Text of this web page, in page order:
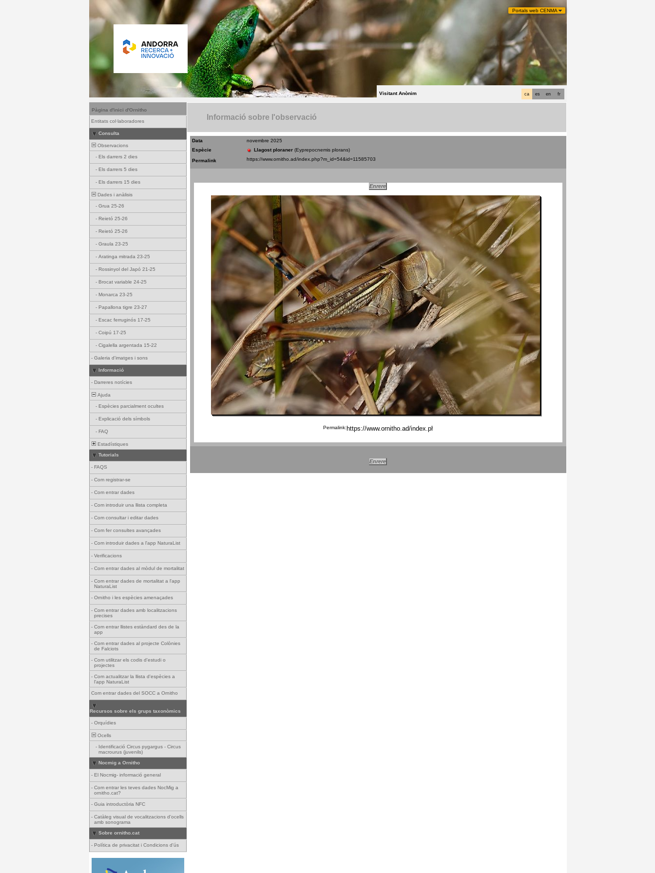
Portals web CENMA
fr
en
es
ca
Visitant Anònim
Pàgina d'inici d'Ornitho
Entitats col·laboradores
Consulta
Observacions
- Els darrers 2 dies
- Els darrers 5 dies
- Els darrers 15 dies
Dades i anàlisis
- Grua 25-26
- Reietó 25-26
- Reietó 25-26
- Graula 23-25
- Aratinga mitrada 23-25
- Rossinyol del Japó 21-25
- Brocat variable 24-25
- Monarca 23-25
- Papallona tigre 23-27
- Escac ferruginós 17-25
- Coipú 17-25
- Cigalella argentada 15-22
- Galeria d'imatges i sons
Informació
- Darreres notícies
Ajuda
- Espècies parcialment ocultes
- Explicació dels símbols
- FAQ
Estadístiques
Tutorials
- FAQS
- Com registrar-se
- Com entrar dades
- Com introduir una llista completa
- Com consultar i editar dades
- Com fer consultes avançades
- Com introduir dades a l'app NaturaList
- Verificacions
- Com entrar dades al mòdul de mortalitat
- Com entrar dades de mortalitat a l'app
NaturaList
- Ornitho i les espècies amenaçades
- Com entrar dades amb localitzacions
precises
- Com entrar llistes estàndard des de la
app
- Com entrar dades al projecte Colònies
de Falciots
- Com utilitzar els codis d'estudi o
projectes
- Com actualitzar la llista d'espècies a
l'app NaturaList
Com entrar dades del SOCC a Ornitho
Recursos sobre els grups taxonòmics
- Orquídies
Ocells
- Identificació Circus pygargus - Circus
macrourus (juvenils)
Nocmig a Ornitho
- El Nocmig- informació general
- Com entrar les teves dades NocMig a
ornitho.cat?
- Guia introductòria NFC
- Catàleg visual de vocalitzacions d'ocells
amb sonograma
Sobre ornitho.cat
- Política de privacitat i Condicions d'ús
Informació sobre l'observació
Data
novembre 2025
Espècie
Llagost ploraner (Eyprepocnemis plorans)
Permalink
Permalink: